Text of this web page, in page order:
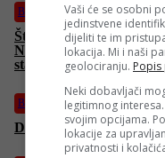
BiH
Šta do sada znamo o
Nuklearni udari,
stabilnosti
BiH
Dodik: U RS danas
Vaši će se osobni
jedinstvene
dijeliti te im
lokacija. Mi i naši
geolociranju. Popis
Neki dobavljači
legitimnog
svojim opcijama.
lokacije za
privatnosti i